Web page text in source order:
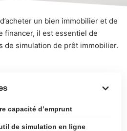
un bien immobilier et de
financer, il est essentiel de
de simulation de prêt immobilier.
capacité d’emprunt
de simulation en ligne